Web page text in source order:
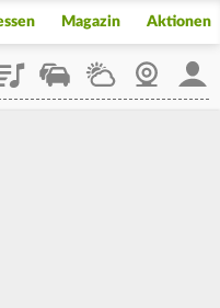
Magazin Aktionen
StaupilotWetterWebcam